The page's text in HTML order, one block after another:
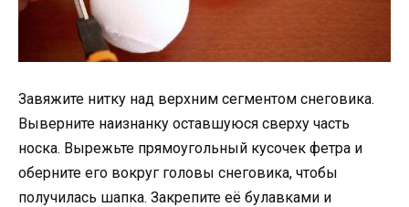
Завяжите нитку над верхним сегментом снеговика.
Выверните наизнанку оставшуюся сверху часть
носка. Вырежьте прямоугольный кусочек фетра и
оберните его вокруг головы снеговика, чтобы
получилась шапка. Закрепите её булавками и